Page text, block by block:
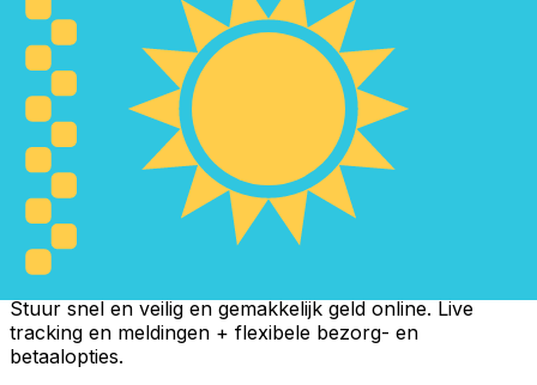
Xe Internationale Geldoverboeking
Stuur snel en veilig en gemakkelijk geld online. Live
tracking en meldingen + flexibele bezorg- en
betaalopties.